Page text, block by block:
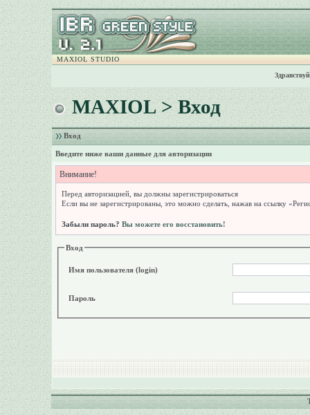
MAXIOL STUDIO
MAXIOL> Вход
Вход
Введите ниже ваши данные для авторизации
Внимание!
Перед авторизацией, вы должны зарегистрироваться
Если вы не зарегистрированы, это можно сделать, нажав на ссылку
Забыли пароль? Вы можете его восстановить!
Вход
Имя пользователя (login)
Пароль